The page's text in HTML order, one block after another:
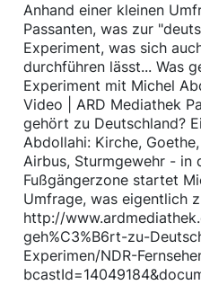
​Anhand einer kleinen
Passanten, was zur
Experiment, was sich
durchführen lässt... Was
Experiment mit Michel
Video | ARD Mediathek
gehört zu Deutschland?
Abdollahi: Kirche,
Airbus, Sturmgewehr - in
Fußgängerzone startet
Umfrage, was eigentlich
http://
geh%C3%B6rt-zu-
Experimen/NDR-